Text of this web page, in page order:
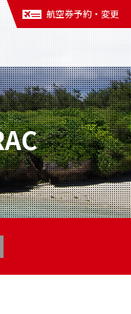
航空券予約・変更